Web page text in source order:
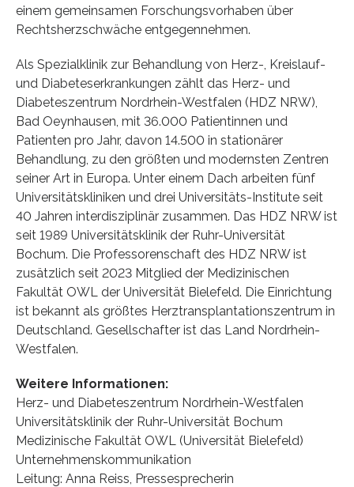
einem gemeinsamen Forschungsvorhaben über
Rechtsherzschwäche entgegennehmen.
Als Spezialklinik zur Behandlung von Herz-, Kreislauf-
und Diabeteserkrankungen zählt das Herz- und
Diabeteszentrum Nordrhein-Westfalen (HDZ NRW),
Bad Oeynhausen, mit 36.000 Patientinnen und
Patienten pro Jahr, davon 14.500 in stationärer
Behandlung, zu den größten und modernsten Zentren
seiner Art in Europa. Unter einem Dach arbeiten fünf
Universitätskliniken und drei Universitäts-Institute seit
40 Jahren interdisziplinär zusammen. Das HDZ NRW ist
seit 1989 Universitätsklinik der Ruhr-Universität
Bochum. Die Professorenschaft des HDZ NRW ist
zusätzlich seit 2023 Mitglied der Medizinischen
Fakultät OWL der Universität Bielefeld. Die Einrichtung
ist bekannt als größtes Herztransplantationszentrum in
Deutschland. Gesellschafter ist das Land Nordrhein-
Westfalen.
Weitere Informationen:
Herz- und Diabeteszentrum Nordrhein-Westfalen
Universitätsklinik der Ruhr-Universität Bochum
Medizinische Fakultät OWL (Universität Bielefeld)
Unternehmenskommunikation
Leitung: Anna Reiss, Pressesprecherin